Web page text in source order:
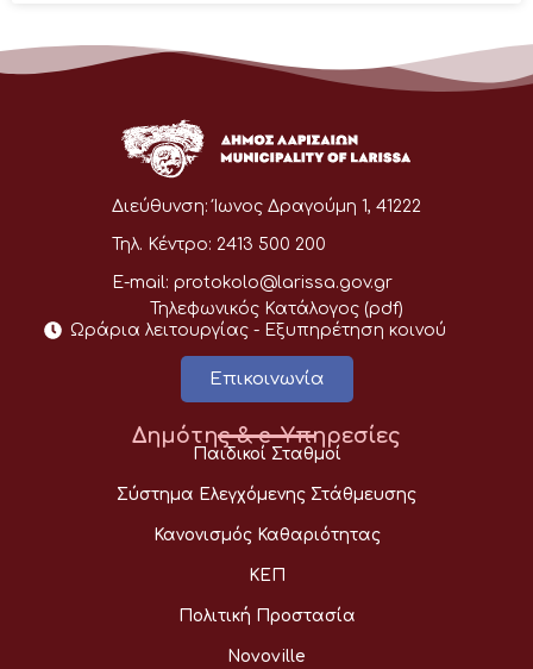
Διεύθυνση: Ίωνος Δραγούμη 1, 41222
Τηλ. Κέντρο: 2413 500 200
E-mail: protokolo@larissa.gov.gr
Τηλεφωνικός Κατάλογος (pdf)
Ωράρια λειτουργίας - Eξυπηρέτηση κοινού
Επικοινωνία
Δημότης & e-Υπηρεσίες
Παιδικοί Σταθμοί
Σύστημα Ελεγχόμενης Στάθμευσης
Κανονισμός Καθαριότητας
ΚΕΠ
Πολιτική Προστασία
Novoville